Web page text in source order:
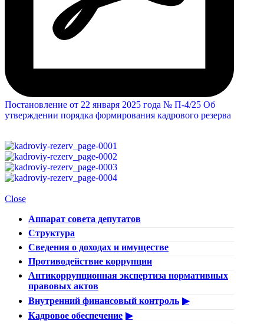
Постановление от 22 января 2025 года № П-4/25 Об
утверждении порядка формирования кадрового резерва
Close
Аппарат совета депутатов
Структура
Сведения о доходах и имуществе
Противодействие коррупции
Антикоррупционная экспертиза нормативных
правовых актов
Внутренний финансовый контроль
Кадровое обеспечение